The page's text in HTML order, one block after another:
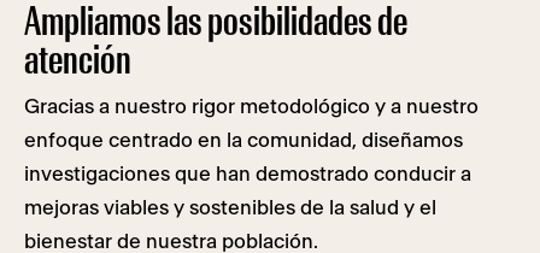
Ampliamos las posibilidades de
atención
Gracias a nuestro rigor metodológico y a nuestro
enfoque centrado en la comunidad, diseñamos
investigaciones que han demostrado conducir a
mejoras viables y sostenibles de la salud y el
bienestar de nuestra población.